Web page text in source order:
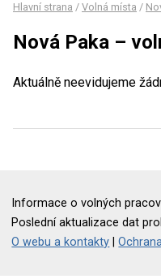
Hlavní strana / Volná místa /
Nová Paka –
Aktuálně neevidujeme
Informace o volných
Poslední aktualizace dat
O webu a kontakty |